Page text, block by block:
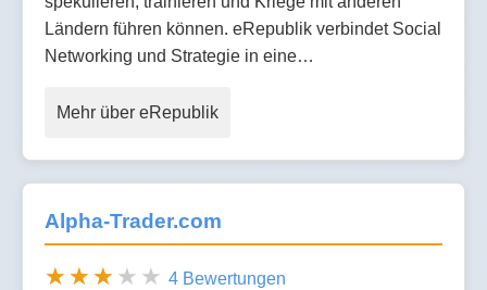
Ländern führen können. eRepublik verbindet Social
Networking und Strategie in eine…
Mehr über eRepublik
Alpha-Trader.com
4 Bewertungen